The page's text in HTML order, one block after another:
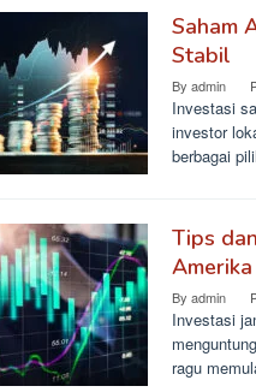
Saham
Stabil
By admin
Investasi
investor
berbagai
Tips
Amerika
By admin
Investasi
ragu